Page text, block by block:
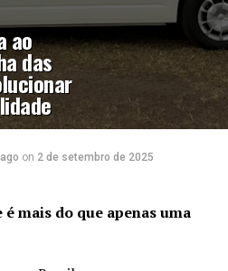
ao
das
on 2 de setembro de 2025
mais do que apenas uma